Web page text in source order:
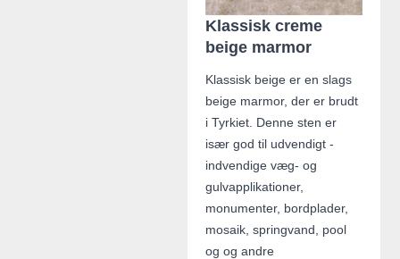
Klassisk creme
beige marmor
Klassisk beige er en slags
beige marmor, der er brudt
i Tyrkiet. Denne sten er
især god til udvendigt -
indvendige væg- og
gulvapplikationer,
monumenter, bordplader,
mosaik, springvand, pool
og og andre